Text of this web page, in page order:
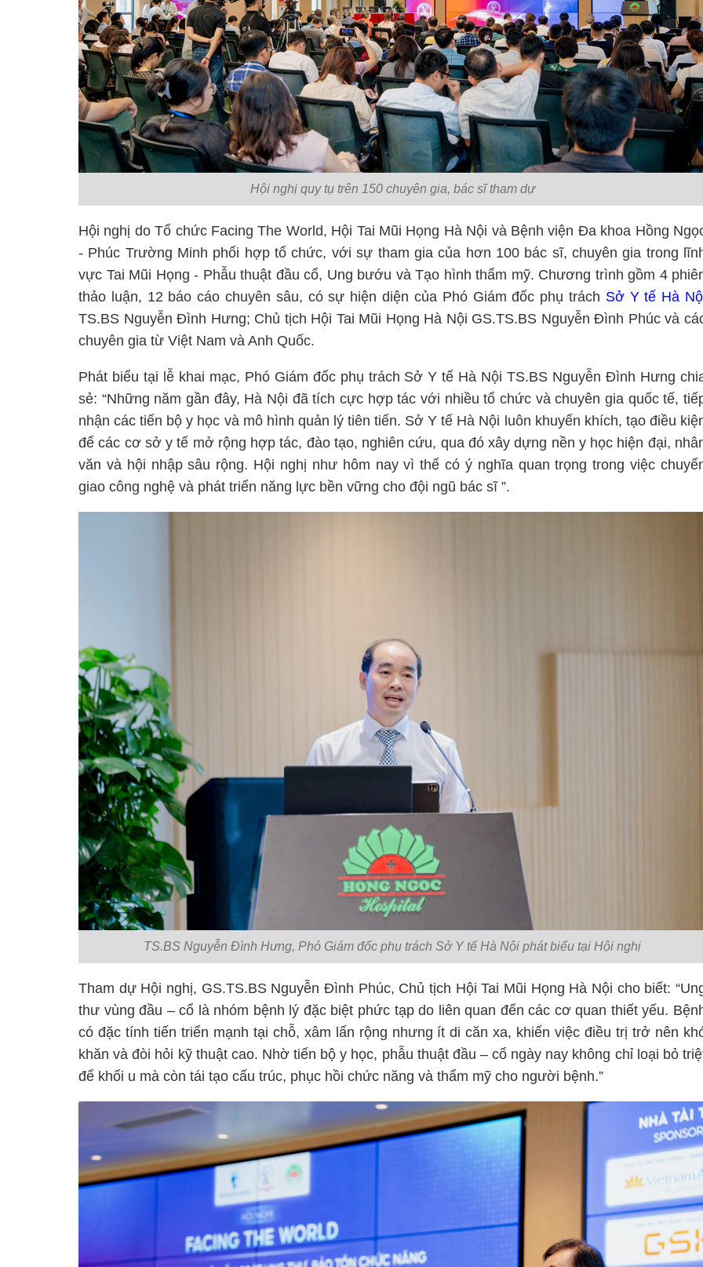
Hội nghị quy tụ trên 150 chuyên gia, bác sĩ tham dự
Hội nghị do Tổ chức Facing The World, Hội Tai Mũi Họng Hà Nội và Bệnh viện Đa khoa Hồng
- Phúc Trường Minh phối hợp tổ chức, với sự tham gia của hơn 100 bác sĩ, chuyên gia trong
vực Tai Mũi Họng - Phẫu thuật đầu cổ, Ung bướu và Tạo hình thẩm mỹ. Chương trình gồm 4
thảo luận, 12 báo cáo chuyên sâu, có sự hiện diện của Phó Giám đốc phụ trách Sở Y tế Hà
TS.BS Nguyễn Đình Hưng; Chủ tịch Hội Tai Mũi Họng Hà Nội GS.TS.BS Nguyễn Đình Phúc và
chuyên gia từ Việt Nam và Anh Quốc.
Phát biểu tại lễ khai mạc, Phó Giám đốc phụ trách Sở Y tế Hà Nội TS.BS Nguyễn Đình Hưng
sẻ: “Những năm gần đây, Hà Nội đã tích cực hợp tác với nhiều tổ chức và chuyên gia quốc tế,
nhận các tiến bộ y học và mô hình quản lý tiên tiến. Sở Y tế Hà Nội luôn khuyến khích, tạo điều
để các cơ sở y tế mở rộng hợp tác, đào tạo, nghiên cứu, qua đó xây dựng nền y học hiện đại,
văn và hội nhập sâu rộng. Hội nghị như hôm nay vì thế có ý nghĩa quan trọng trong việc
giao công nghệ và phát triển năng lực bền vững cho đội ngũ bác sĩ ”.
TS.BS Nguyễn Đình Hưng, Phó Giám đốc phụ trách Sở Y tế Hà Nội phát biểu tại Hội nghị
Tham dự Hội nghị, GS.TS.BS Nguyễn Đình Phúc, Chủ tịch Hội Tai Mũi Họng Hà Nội cho biết:
thư vùng đầu – cổ là nhóm bệnh lý đặc biệt phức tạp do liên quan đến các cơ quan thiết yếu.
có đặc tính tiến triển mạnh tại chỗ, xâm lấn rộng nhưng ít di căn xa, khiến việc điều trị trở nên
khăn và đòi hỏi kỹ thuật cao. Nhờ tiến bộ y học, phẫu thuật đầu – cổ ngày nay không chỉ loại bỏ
để khối u mà còn tái tạo cấu trúc, phục hồi chức năng và thẩm mỹ cho người bệnh.”